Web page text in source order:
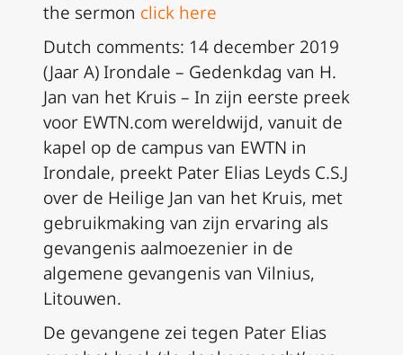
the sermon click here
Dutch comments: 14 december 2019
(Jaar A) Irondale – Gedenkdag van H.
Jan van het Kruis – In zijn eerste preek
voor EWTN.com wereldwijd, vanuit de
kapel op de campus van EWTN in
Irondale, preekt Pater Elias Leyds C.S.J
over de Heilige Jan van het Kruis, met
gebruikmaking van zijn ervaring als
gevangenis aalmoezenier in de
algemene gevangenis van Vilnius,
Litouwen.
De gevangene zei tegen Pater Elias